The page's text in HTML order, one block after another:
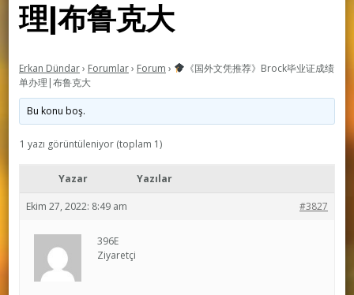
理|布鲁克大
Erkan Dündar› Forumlar› Forum ›
《国外文凭推荐》Brock毕业证成绩
单办理|布鲁克大
Bu konu boş.
1 yazı görüntüleniyor (toplam 1)
Yazar Yazılar
Ekim 27, 2022: 8:49 am #3827
396E
Ziyaretçi